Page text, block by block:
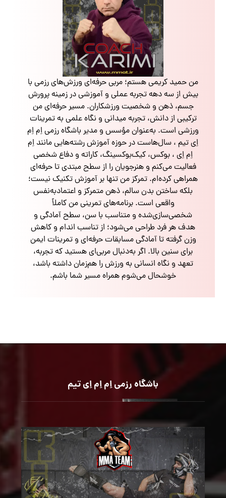
من حمید کریمی هستم؛ مربی حرفه‌ای ورزش‌های رزمی با
بیش از سه دهه تجربه عملی و آموزشی در زمینه پرورش
جسم، ذهن و شخصیت ورزشکاران. مسیر حرفه‌ای من
ترکیبی از دانش، تجربه میدانی و نگاه علمی به تمرینات
ورزشی است. به‌عنوان مؤسس و مدیر باشگاه رزمی اِم اِم
اِی تیم ، سال‌هاست در حوزه آموزش رشته‌هایی مانند اِم
اِم اِی ، بوکس، کیک‌بوکسینگ، کاراته و دفاع شخصی
فعالیت می‌کنم و هنرجویان را از سطح مبتدی تا حرفه‌ای
همراهی کرده‌ام. تمرکز من تنها بر آموزش تکنیک نیست؛
بلکه ساختن بدن سالم، ذهن متمرکز و اعتمادبه‌نفس
واقعی است. برنامه‌های تمرینی من کاملاً
شخصی‌سازی‌شده و متناسب با سن، سطح آمادگی و
هدف هر فرد طراحی می‌شود؛ از تناسب اندام و کاهش
وزن گرفته تا آمادگی مسابقات حرفه‌ای و تمرینات ایمن
برای سنین بالا. اگر به‌دنبال مربی‌ای هستید که تجربه،
تعهد و نگاه انسانی به ورزش را هم‌زمان داشته باشد،
خوشحال می‌شوم همراه مسیر شما باشم.
باشگاه رزمی اِم اِم اِی تیم